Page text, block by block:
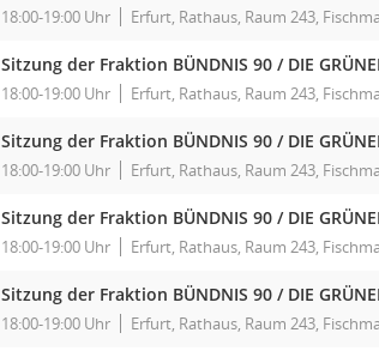
18:00-19:00 Uhr Erfurt, Rathaus, Raum 243,
Sitzung der Fraktion BÜNDNIS 90 / DIE
18:00-19:00 Uhr Erfurt, Rathaus, Raum 243,
Sitzung der Fraktion BÜNDNIS 90 / DIE
18:00-19:00 Uhr Erfurt, Rathaus, Raum 243,
Sitzung der Fraktion BÜNDNIS 90 / DIE
18:00-19:00 Uhr Erfurt, Rathaus, Raum 243,
Sitzung der Fraktion BÜNDNIS 90 / DIE
18:00-19:00 Uhr Erfurt, Rathaus, Raum 243,